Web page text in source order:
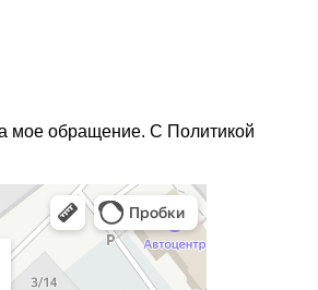
мое обращение. С Политикой